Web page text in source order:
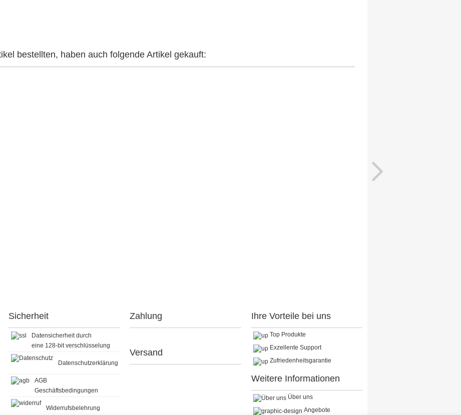
bestellten, haben auch folgende Artikel gekauft:
Sicherheit
Datensicherheit durch
eine 128-bit verschlüsselung
Datenschutzerklärung
AGB
Geschäftsbedingungen
Widerrufsbelehrung
Zahlung
Versand
Ihre Vorteile bei uns
Top Produkte
Exzellente Support
Zufriedenheitsgarantie
Weitere Informationen
Über uns
Angebote